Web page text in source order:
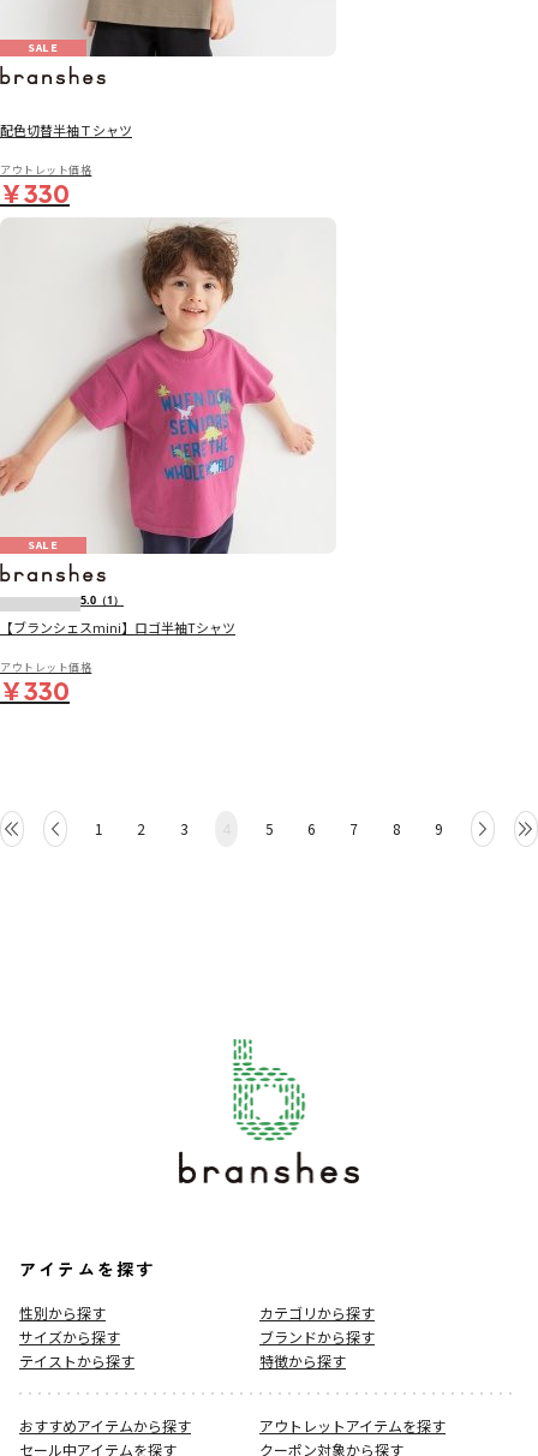
SALE
配色切替半袖Ｔシャツ
アウトレット価格
￥330
SALE
5.0 （1）
【ブランシェスmini】ロゴ半袖Tシャツ
アウトレット価格
￥330
1 2 3 5 6 7 8 9
アイテムを探す
性別から探す
カテゴリから探す
サイズから探す
ブランドから探す
テイストから探す
特徴から探す
おすすめアイテムから探す
アウトレットアイテムを探す
セール中アイテムを探す
クーポン対象から探す